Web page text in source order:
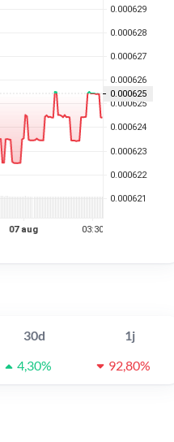
30d
1j
4,30% 92,80%